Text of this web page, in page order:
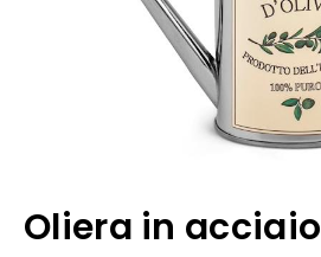
Oliera in acciaio